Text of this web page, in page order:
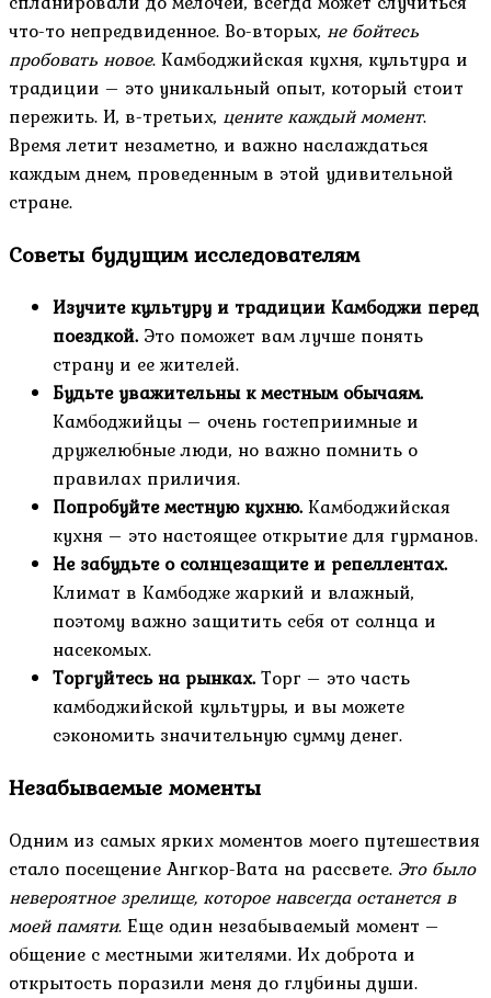
что-то непредвиденное. Во-вторых, не бойтесь
пробовать новое. Камбоджийская кухня, культура и
традиции – это уникальный опыт, который стоит
пережить. И, в-третьих, цените каждый момент.
Время летит незаметно, и важно наслаждаться
каждым днем, проведенным в этой удивительной
стране.
Советы будущим исследователям
Изучите культуру и традиции Камбоджи перед
поездкой. Это поможет вам лучше понять
страну и ее жителей.
Будьте уважительны к местным обычаям.
Камбоджийцы – очень гостеприимные и
дружелюбные люди, но важно помнить о
правилах приличия.
Попробуйте местную кухню.Камбоджийская
кухня – это настоящее открытие для гурманов.
Не забудьте о солнцезащите и репеллентах.
Климат в Камбодже жаркий и влажный,
поэтому важно защитить себя от солнца и
насекомых.
Торгуйтесь на рынках.Торг – это часть
камбоджийской культуры, и вы можете
сэкономить значительную сумму денег.
Незабываемые моменты
Одним из самых ярких моментов моего путешествия
стало посещение Ангкор-Вата на рассвете. Это было
невероятное зрелище, которое навсегда останется в
моей памяти. Еще один незабываемый момент –
общение с местными жителями. Их доброта и
открытость поразили меня до глубины души.